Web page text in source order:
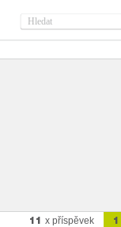
11 x příspěvek 1